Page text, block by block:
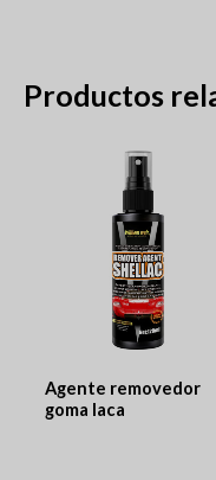
Productos
Agente removedor
goma laca